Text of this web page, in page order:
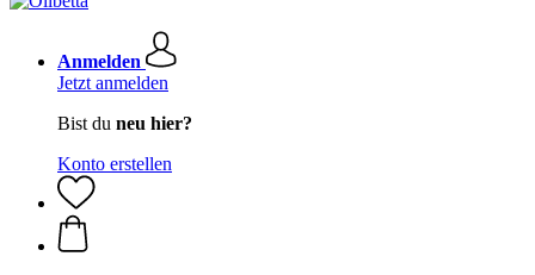
Anmelden
Jetzt anmelden
Bist du neu hier?
Konto erstellen